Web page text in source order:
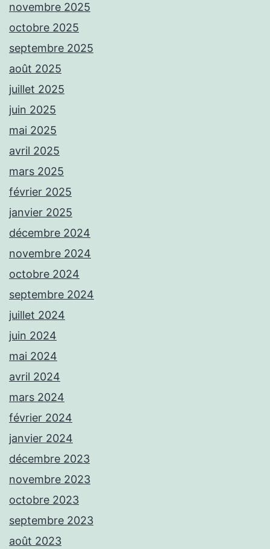
novembre 2025
octobre 2025
septembre 2025
août 2025
juillet 2025
juin 2025
mai 2025
avril 2025
mars 2025
février 2025
janvier 2025
décembre 2024
novembre 2024
octobre 2024
septembre 2024
juillet 2024
juin 2024
mai 2024
avril 2024
mars 2024
février 2024
janvier 2024
décembre 2023
novembre 2023
octobre 2023
septembre 2023
août 2023